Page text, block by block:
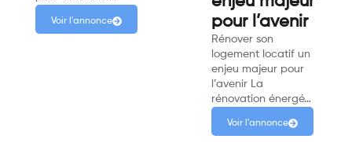
Voir l'annonce
pour l’avenir
Rénover son
logement locatif un
enjeu majeur pour
l’avenir La
rénovation énergé…
Voir l'annonce